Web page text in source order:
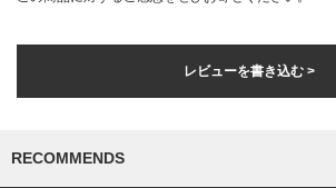
レビューを書き込む >
RECOMMENDS